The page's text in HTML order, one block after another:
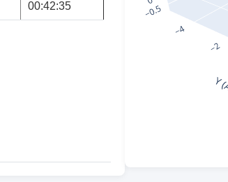
00:42:35